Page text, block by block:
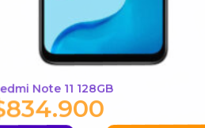
Redmi Note 11 128GB
$834.900